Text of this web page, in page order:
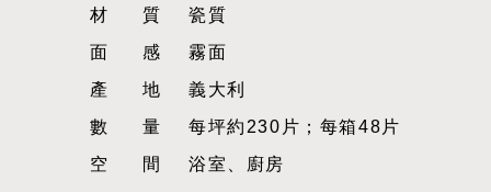
材質瓷質
面感霧面
產地義大利
數量每坪約230片；每箱48片
空間浴室、廚房